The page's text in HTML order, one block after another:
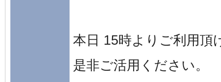
本日 15時よりご利用頂
是非ご活用ください。